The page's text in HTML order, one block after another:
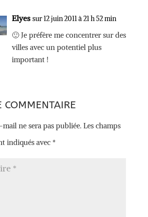
Elyes sur 12 juin 2011 à 21 h 52 min
🙂 Je préfère me concentrer sur des
villes avec un potentiel plus
important !
COMMENTAIRE
mail ne sera pas publiée. Les champs
indiqués avec *